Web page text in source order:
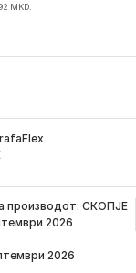
MKD.
производот: СКОПЈЕ
2026
2026
производот е
и
производот
преку е-